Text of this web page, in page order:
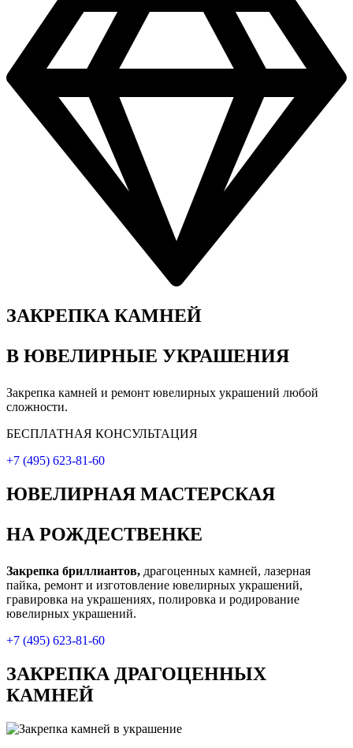
ЗАКРЕПКА КАМНЕЙ
В ЮВЕЛИРНЫЕ УКРАШЕНИЯ
Закрепка камней и ремонт ювелирных украшений любой
сложности.
БЕСПЛАТНАЯ КОНСУЛЬТАЦИЯ
+7 (495) 623-81-60
ЮВЕЛИРНАЯ МАСТЕРСКАЯ
НА РОЖДЕСТВЕНКЕ
Закрепка бриллиантов, драгоценных камней, лазерная
пайка, ремонт и изготовление ювелирных украшений,
гравировка на украшениях, полировка и родирование
ювелирных украшений.
+7 (495) 623-81-60
ЗАКРЕПКА ДРАГОЦЕННЫХ
КАМНЕЙ